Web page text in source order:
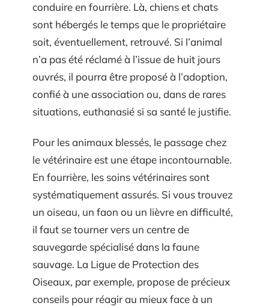
conduire en fourrière. Là, chiens et chats
sont hébergés le temps que le propriétaire
soit, éventuellement, retrouvé. Si l’animal
n’a pas été réclamé à l’issue de huit jours
ouvrés, il pourra être proposé à l’adoption,
confié à une association ou, dans de rares
situations, euthanasié si sa santé le justifie.
Pour les animaux blessés, le passage chez
le vétérinaire est une étape incontournable.
En fourrière, les soins vétérinaires sont
systématiquement assurés. Si vous trouvez
un oiseau, un faon ou un lièvre en difficulté,
il faut se tourner vers un centre de
sauvegarde spécialisé dans la faune
sauvage. La Ligue de Protection des
Oiseaux, par exemple, propose de précieux
conseils pour réagir au mieux face à un